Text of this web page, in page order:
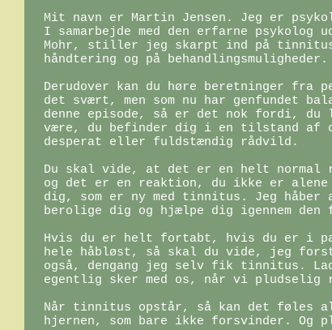
Mit navn er Martin Jensen. Jeg er
I samarbejde med den erfarne
Mohr, stiller jeg skarpt ind på
håndtering og på behandlingsmuligheder.
Derudover kan du høre beretninger fra
det svært, men som nu har
denne episode, så er det nok fordi,
være, du befinder dig i en tilstand af
desperat eller fuldstændig rådvild.
Du skal vide, at det er en helt
og det er en reaktion, du ikke er
dig, som er ny med tinnitus. Jeg håber
berolige dig og hjælpe dig igennem
Hvis du er helt fortabt, hvis du er i
hele håbløst, så skal du vide, jeg
også, dengang jeg selv fik tinnitus.
egentlig sker med os, når vi pludselig
Når tinnitus opstår, så kan det føles
hjernen, som bare ikke forsvinder. Og